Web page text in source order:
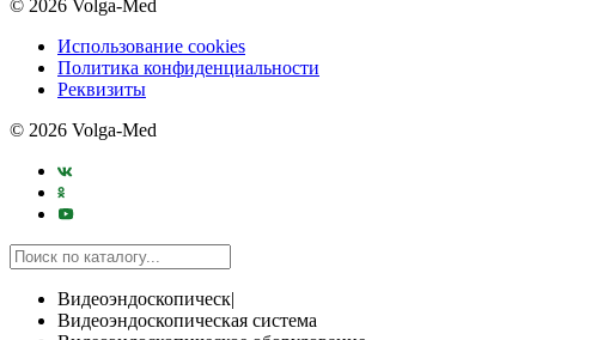
© 2026 Volga-Med
Использование cookies
Политика конфиденциальности
Реквизиты
© 2026 Volga-Med
Видеоэндоскопическ|
Видеоэндоскопическая система